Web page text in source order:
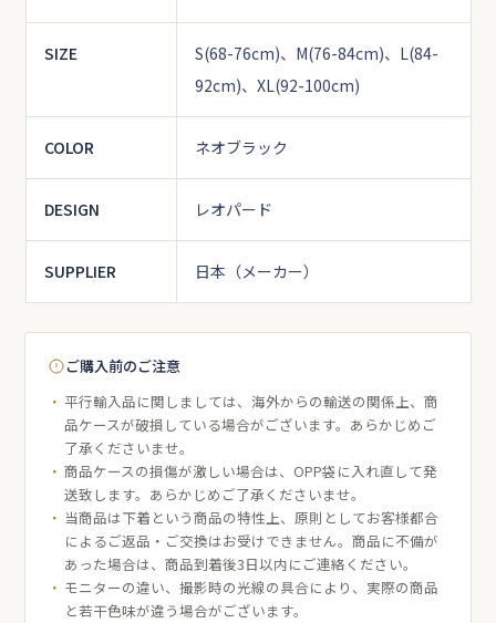
SIZE
S(68-76cm)、M(76-84cm)、L(84-
92cm)、XL(92-100cm)
COLOR ネオブラック
DESIGN レオパード
SUPPLIER 日本（メーカー）
ご購入前のご注意
平行輸入品に関しましては、海外からの輸送の関係上、商
品ケースが破損している場合がございます。あらかじめご
了承くださいませ。
商品ケースの損傷が激しい場合は、OPP袋に入れ直して発
送致します。あらかじめご了承くださいませ。
当商品は下着という商品の特性上、原則としてお客様都合
によるご返品・ご交換はお受けできません。商品に不備が
あった場合は、商品到着後3日以内にご連絡ください。
モニターの違い、撮影時の光線の具合により、実際の商品
と若干色味が違う場合がございます。